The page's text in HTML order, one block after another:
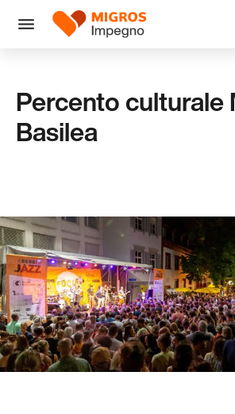
navigazione
Intestazione
Menu
Logo
Percento culturale
Basilea